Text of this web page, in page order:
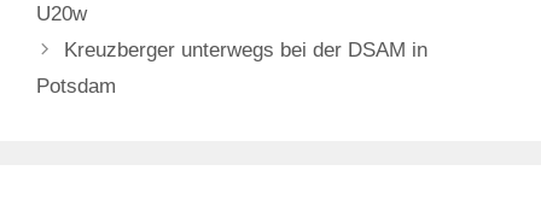
U20w
Kreuzberger unterwegs bei der DSAM in
Potsdam